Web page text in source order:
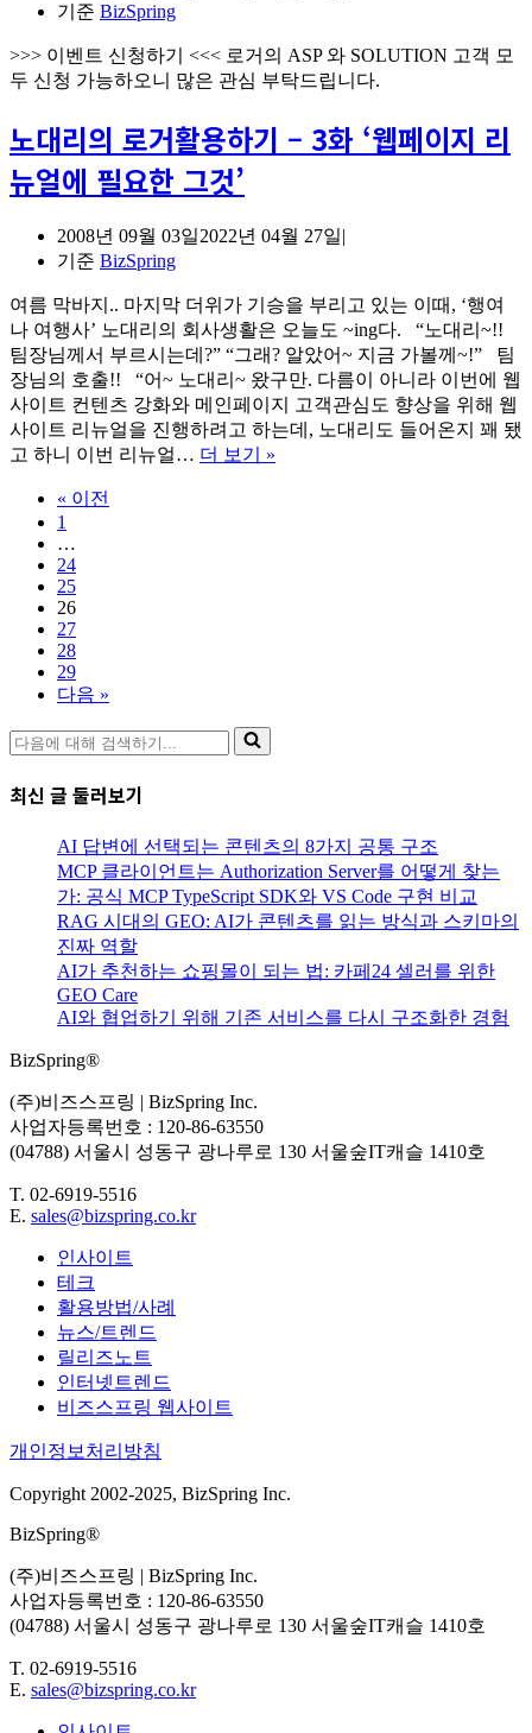
식
오
하
였
다.
지
떼
기
~!
기준 BizSpring
>>> 이벤트 신청하기 <<< 로거의 ASP 와 SOLUTION 고객 모
두 신청 가능하오니 많은 관심 부탁드립니다.
노대리의 로거활용하기 – 3화 ‘웹페이지 리
뉴얼에 필요한 그것’
2008년 09월 03일2022년 04월 27일
기준 BizSpring
여름 막바지.. 마지막 더위가 기승을 부리고 있는 이때, ‘행여
나 여행사’ 노대리의 회사생활은 오늘도 ~ing다. “노대리~!!
팀장님께서 부르시는데?” “그래? 알았어~ 지금 가볼께~!” 팀
장님의 호출!! “어~ 노대리~ 왔구만. 다름이 아니라 이번에 웹
사이트 컨텐츠 강화와 메인페이지 고객관심도 향상을 위해 웹
사이트 리뉴얼을 진행하려고 하는데, 노대리도 들어온지 꽤 됐
고 하니 이번 리뉴얼… 더 보기 »
지
리
뉴
얼
필
한
« 이전
1
…
24
25
26
27
28
29
다음 »
다
음
에
대
최신 글 둘러보기
AI 답변에 선택되는 콘텐츠의 8가지 공통 구조
MCP 클라이언트는 Authorization Server를 어떻게 찾는
가: 공식 MCP TypeScript SDK와 VS Code 구현 비교
RAG 시대의 GEO: AI가 콘텐츠를 읽는 방식과 스키마의
진짜 역할
AI가 추천하는 쇼핑몰이 되는 법: 카페24 셀러를 위한
GEO Care
AI와 협업하기 위해 기존 서비스를 다시 구조화한 경험
BizSpring®
(주)비즈스프링 | BizSpring Inc.
사업자등록번호 : 120-86-63550
(04788) 서울시 성동구 광나루로 130 서울숲IT캐슬 1410호
T. 02-6919-5516
E. sales@bizspring.co.kr
인사이트
테크
활용방법/사례
뉴스/트렌드
릴리즈노트
인터넷트렌드
비즈스프링 웹사이트
개인정보처리방침
Copyright 2002-2025, BizSpring Inc.
BizSpring®
(주)비즈스프링 | BizSpring Inc.
사업자등록번호 : 120-86-63550
(04788) 서울시 성동구 광나루로 130 서울숲IT캐슬 1410호
T. 02-6919-5516
E. sales@bizspring.co.kr